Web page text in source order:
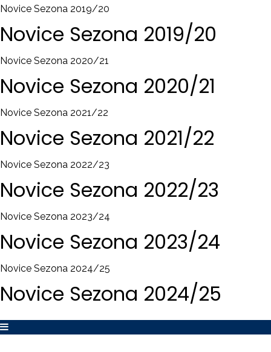
Novice Sezona 2019/20
Novice Sezona 2019/20
Novice Sezona 2020/21
Novice Sezona 2020/21
Novice Sezona 2021/22
Novice Sezona 2021/22
Novice Sezona 2022/23
Novice Sezona 2022/23
Novice Sezona 2023/24
Novice Sezona 2023/24
Novice Sezona 2024/25
Novice Sezona 2024/25